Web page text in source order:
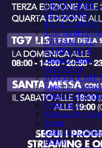
PRODUZIONI -
RELAZIONI
TG7 LIS SPORT
Sulla via di
INFOSALUTE
RADIO ELLE
Buona Visione
CIVICO 74
SPECIALE BIT
Consiglio
Civico 74
Primo piano
Musica
Zoom
Consiglio
Replay